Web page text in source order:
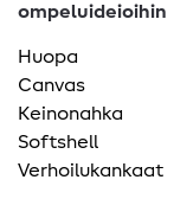
ompeluideioihin
Huopa
Canvas
Keinonahka
Softshell
Verhoilukankaat